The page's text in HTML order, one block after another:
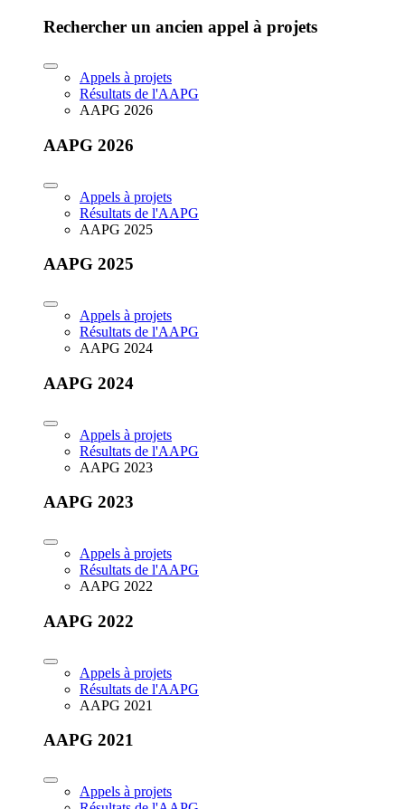
Rechercher un ancien appel à projets
Appels à projets
Résultats de l'AAPG
AAPG 2026
AAPG 2026
Appels à projets
Résultats de l'AAPG
AAPG 2025
AAPG 2025
Appels à projets
Résultats de l'AAPG
AAPG 2024
AAPG 2024
Appels à projets
Résultats de l'AAPG
AAPG 2023
AAPG 2023
Appels à projets
Résultats de l'AAPG
AAPG 2022
AAPG 2022
Appels à projets
Résultats de l'AAPG
AAPG 2021
AAPG 2021
Appels à projets